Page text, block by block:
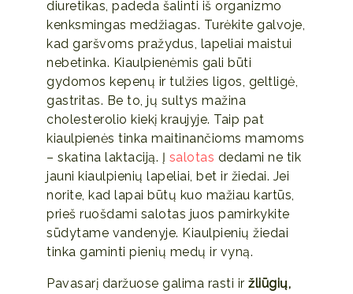
diuretikas, padeda šalinti iš organizmo
kenksmingas medžiagas. Turėkite galvoje,
kad garšvoms pražydus, lapeliai maistui
nebetinka. Kiaulpienėmis gali būti
gydomos kepenų ir tulžies ligos, geltligė,
gastritas. Be to, jų sultys mažina
cholesterolio kiekį kraujyje. Taip pat
kiaulpienės tinka maitinančioms mamoms
– skatina laktaciją. Į salotas dedami ne tik
jauni kiaulpienių lapeliai, bet ir žiedai. Jei
norite, kad lapai būtų kuo mažiau kartūs,
prieš ruošdami salotas juos pamirkykite
sūdytame vandenyje. Kiaulpienių žiedai
tinka gaminti pienių medų ir vyną.
Pavasarį daržuose galima rasti ir žliūgių,